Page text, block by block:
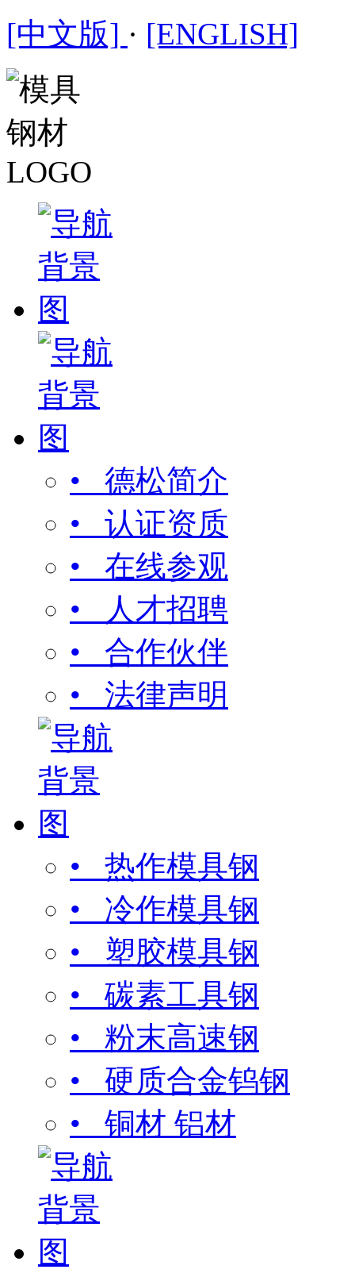
[中文版] · [ENGLISH]
• 德松简介
• 认证资质
• 在线参观
• 人才招聘
• 合作伙伴
• 法律声明
• 热作模具钢
• 冷作模具钢
• 塑胶模具钢
• 碳素工具钢
• 粉末高速钢
• 硬质合金钨钢
• 铜材 铝材